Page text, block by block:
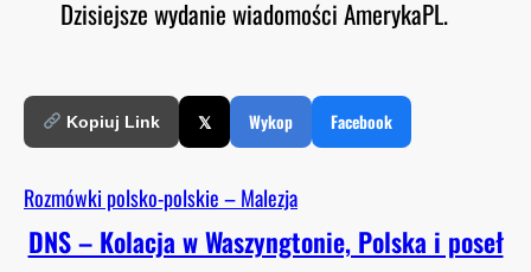
O
RSS FEED
Dzisiejsze wydanie wiadomości AmerykaPL.
Kopiuj Link 𝕏 Wykop Facebook
Rozmówki polsko-polskie – Malezja
DNS – Kolacja w Waszyngtonie, Polska i poseł